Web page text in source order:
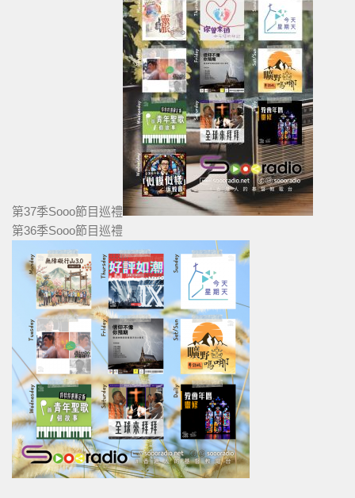
第37季Sooo節目巡禮
第36季Sooo節目巡禮